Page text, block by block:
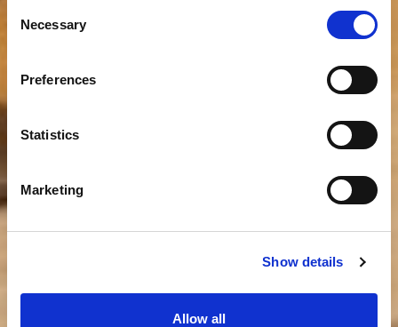
Selection
Necessary
Preferences
Statistics
Marketing
Show details
Allow all